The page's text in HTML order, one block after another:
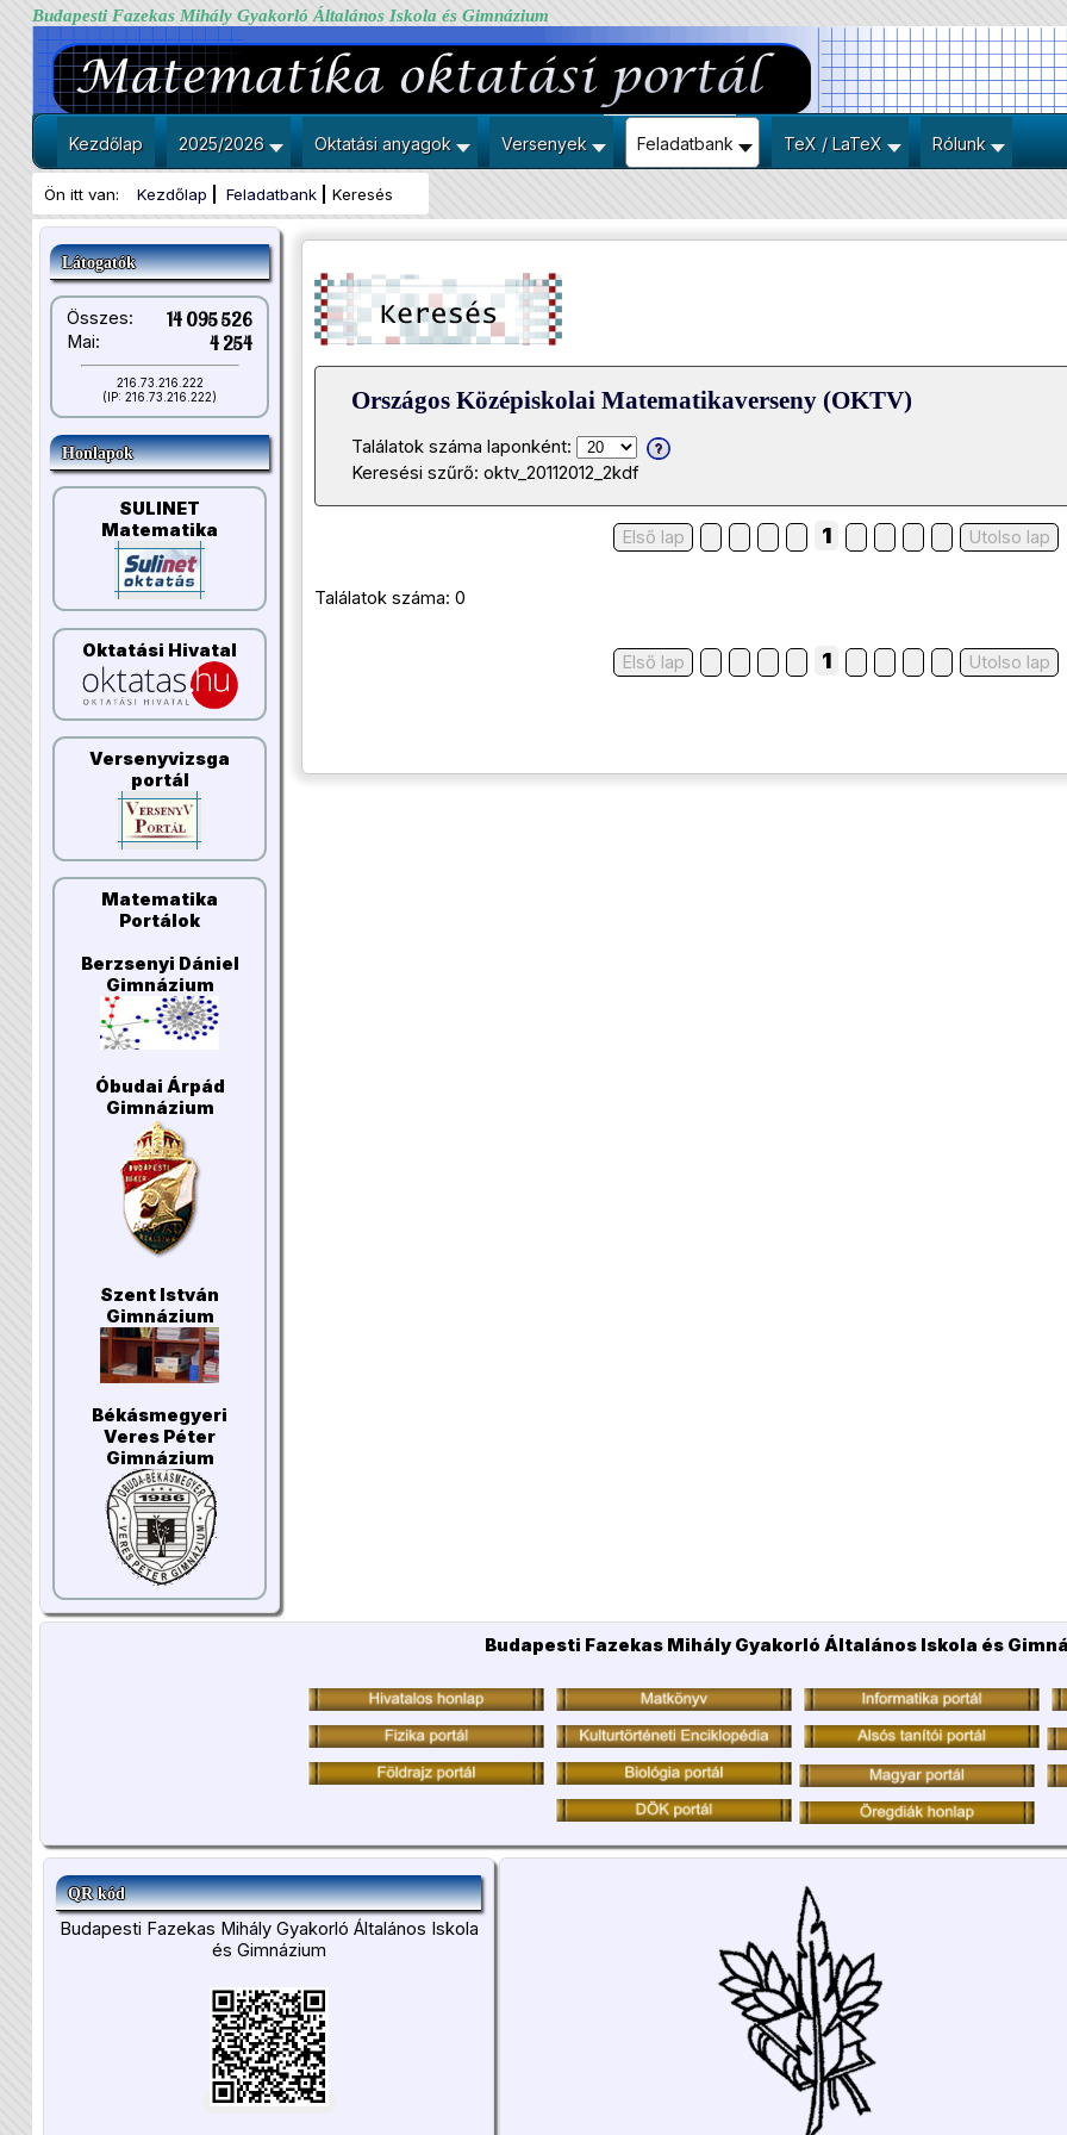
Budapesti Fazekas Mihály Gyakorló Általános Iskola és Gimnázium
Kezdőlap 2025/2026 Oktatási anyagok Versenyek Feladatbank TeX / LaTeX Rólunk
Ön itt van: Kezdőlap Feladatbank Keresés
Látogatók
Összes: 14 095 526
Mai: 4 254
216.73.216.222
(IP: 216.73.216.222)
Honlapok
SULINET
Matematika
Oktatási Hivatal
Versenyvizsga
portál
Matematika
Portálok
Berzsenyi Dániel
Gimnázium
Óbudai Árpád
Gimnázium
Szent István
Gimnázium
Békásmegyeri
Veres Péter
Gimnázium
Országos Középiskolai Matematikaverseny (OKTV)
Találatok száma laponként:
Keresési szűrő: oktv_20112012_2kdf
Első lap 1 Utolso lap
Találatok száma: 0
Első lap 1 Utolso lap
Budapesti Fazekas Mihály Gyakorló Általános Iskola és
QR kód
Budapesti Fazekas Mihály Gyakorló Általános Iskola
és Gimnázium